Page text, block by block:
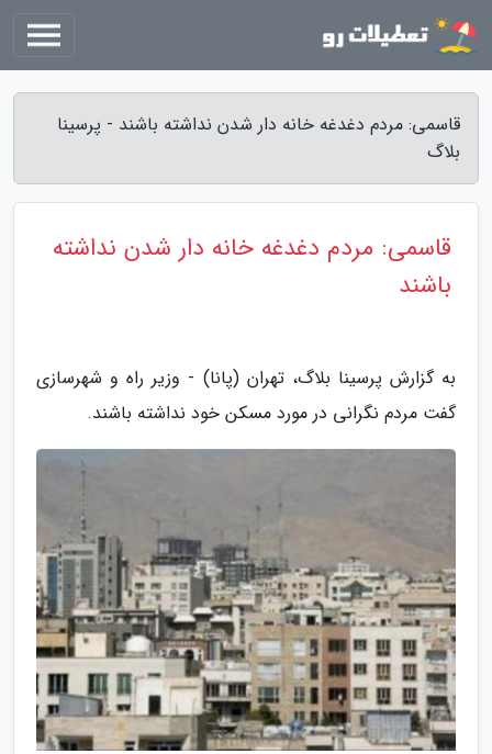
قاسمی: مردم دغدغه خانه دار شدن نداشته باشند - پرسینا
بلاگ
قاسمی: مردم دغدغه خانه دار شدن نداشته
باشند
به گزارش پرسینا بلاگ، تهران (پانا) - وزیر راه و شهرسازی
گفت مردم نگرانی در مورد مسکن خود نداشته باشند.